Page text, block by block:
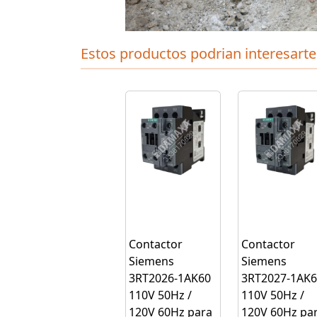
Estos productos podrian interesarte
Contactor
Siemens
3RT2026-1AK60
110V 50Hz /
120V 60Hz para
Contactor
Siemens
3RT2027-
110V 50Hz /
120V 60Hz